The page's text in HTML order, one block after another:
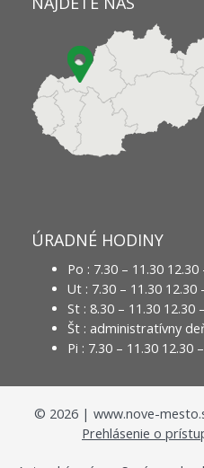
ÚRADNÉ HODINY
Po : 7.30 – 11.30 12.30
Ut : 7.30 – 11.30 12.30
St : 8.30 – 11.30 12.30
Št : administratívny
Pi : 7.30 – 11.30 12.30
© 2026| www.nove-
Prehlásenie o